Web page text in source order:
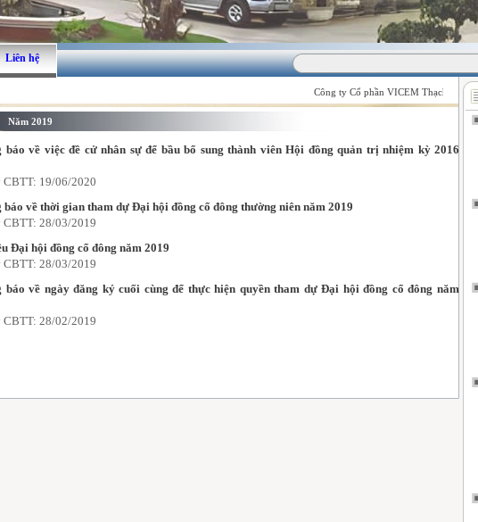
Liên hệ
Công ty Cổ phần VICEM Thạch cao Xi
Năm 2019
báo về việc đề cử nhân sự để bầu bổ sung thành viên Hội đồng quản trị nhiệm kỳ 2016
CBTT: 19/06/2020
báo về thời gian tham dự Đại hội đồng cổ đông thường niên năm 2019
CBTT: 28/03/2019
Đại hội đồng cổ đông năm 2019
CBTT: 28/03/2019
báo về ngày đăng ký cuối cùng để thực hiện quyền tham dự Đại hội đồng cổ đông năm
CBTT: 28/02/2019